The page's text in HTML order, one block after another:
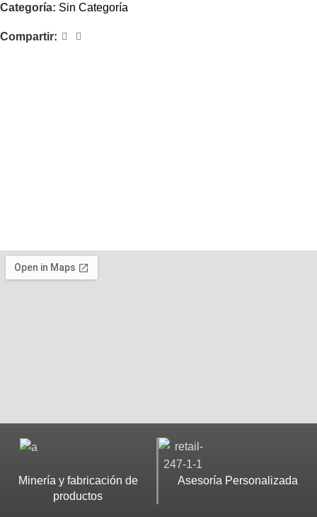
Categoría: Sin Categoría
Compartir:
Minería y fabricación de
productos
Asesoría Personalizada